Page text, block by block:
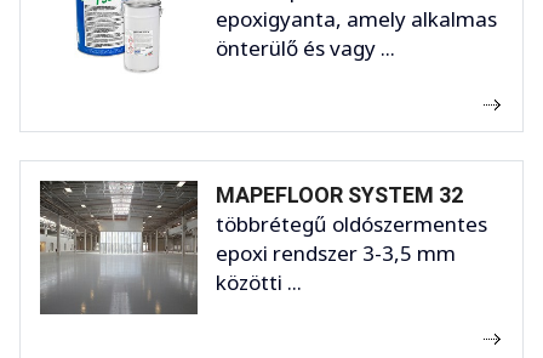
epoxigyanta, amely alkalmas
önterülő és vagy ...
MAPEFLOOR SYSTEM 32
többrétegű oldószermentes
epoxi rendszer 3-3,5 mm
közötti ...